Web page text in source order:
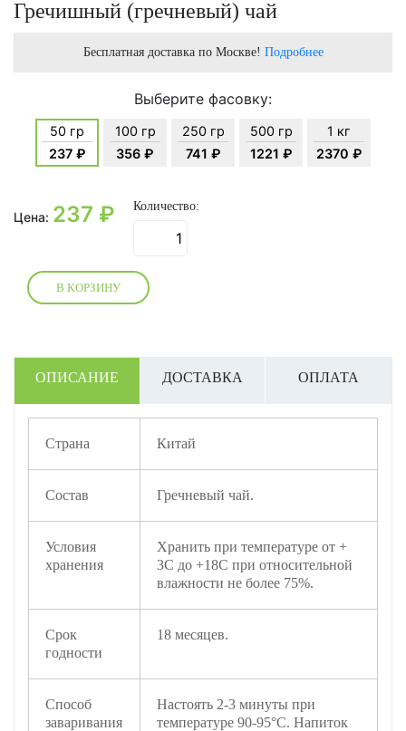
Гречишный (гречневый) чай
Бесплатная доставка по Москве! Подробнее
Выберите фасовку:
50 гр
237 ₽
100 гр
356 ₽
250 гр
741 ₽
500 гр
1221 ₽
1 кг
2370 ₽
Цена: 237 ₽ Количество:
В КОРЗИНУ
ОПИСАНИЕ ДОСТАВКА ОПЛАТА
Страна Китай
Состав Гречневый чай.
Условия
хранения
Хранить при температуре от +
3С до +18С при относительной
влажности не более 75%.
Срок
годности
18 месяцев.
Способ
заваривания
Настоять 2-3 минуты при
температуре 90-95°C. Напиток